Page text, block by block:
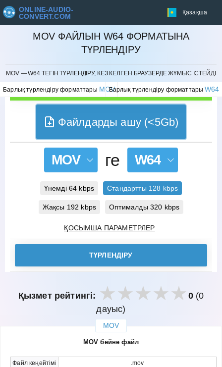
ONLINE-AUDIO-
CONVERT.COM
Қазақша
MOV ФАЙЛЫН W64 ФОРМАТЫНА
ТҮРЛЕНДІРУ
MOV — W64 ТЕГІН ТҮРЛЕНДІРУ, КЕЗ КЕЛГЕН БРАУЗЕРДЕ ЖҰМЫС ІСТЕЙДІ
Барлық түрлендіру форматтары MOVБарлық түрлендіру форматтарыW64
БОЛДЫРМАУ
Файлдарды ашу (<5Gb)
MOV ге W64
Үнемді 64 kbps Стандартты 128 kbps
Жақсы 192 kbps Оптималды 320 kbps
ҚОСЫМША ПАРАМЕТРЛЕР
ТҮРЛЕНДІРУ
Қызмет рейтингі: 0(0
дауыс)
MOV
MOV бейне файл
Файл кеңейтімі
.mov